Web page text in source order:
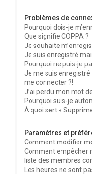
Problèmes de
Pourquoi dois-je
Que signifie COPPA ?
Je souhaite
Je suis enregistré
Pourquoi ne puis-je
Je me suis enregistré
me connecter ?!
J’ai perdu mon mot
Pourquoi suis-je
À quoi sert «
Paramètres et
Comment modifier
Comment empêcher
liste des membres
Les heures ne sont